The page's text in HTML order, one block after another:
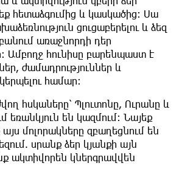
հետաձգումից և կասկածից: Սա
ցուցաբերելու և ձեզ
առաջնորդի դեր
Ամբողջ հունիսը բարենպաստ է
ժամադրություններ և
համար։
հսկաները՝ Պլուտոնը, Ուրանը և
եռանկյուն են կազմում: Նայեք
մոլորակները զբաղեցնում են
սրանք ձեր կյանքի այն
ակտիվորեն կներգրավվեն